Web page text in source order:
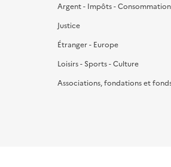
Argent - Impôts - Consommation
Justice
Étranger - Europe
Loisirs - Sports - Culture
Associations, fondations et